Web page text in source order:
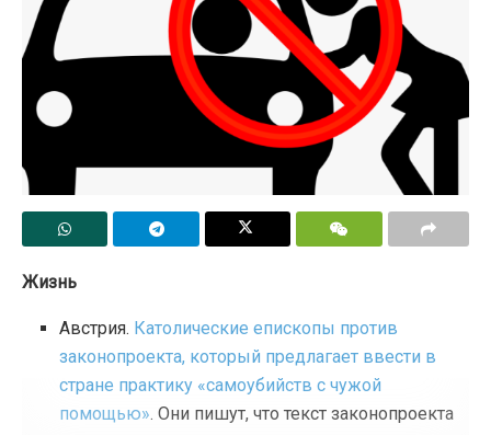
Жизнь
Австрия. Католические епископы против
законопроекта, который предлагает ввести в
стране практику «самоубийств с чужой
помощью». Они пишут, что текст законопроекта